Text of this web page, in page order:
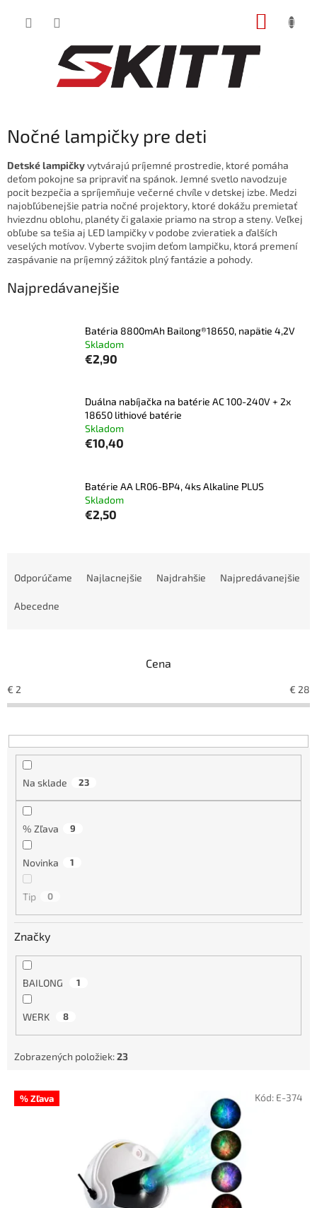
Nočné lampičky pre deti
Detské lampičkyvytvárajú príjemné prostredie, ktoré pomáha
deťom pokojne sa pripraviť na spánok. Jemné svetlo navodzuje
pocit bezpečia a spríjemňuje večerné chvíle v detskej izbe. Medzi
najobľúbenejšie patria nočné projektory, ktoré dokážu premietať
hviezdnu oblohu, planéty či galaxie priamo na strop a steny. Veľkej
obľube sa tešia aj LED lampičky v podobe zvieratiek a ďalších
veselých motívov. Vyberte svojim deťom lampičku, ktorá premení
zaspávanie na príjemný zážitok plný fantázie a pohody.
Najpredávanejšie
Batéria 8800mAh Bailong®18650, napätie 4,2V
Skladom
€2,90
Duálna nabíjačka na batérie AC 100-240V + 2x
18650 lithiové batérie
Skladom
€10,40
Batérie AA LR06-BP4, 4ks Alkaline PLUS
Skladom
€2,50
r
o
u
k
Odporúčame Najlacnejšie Najdrahšie Najpredávanejšie
Abecedne
Cena
€ 2 € 28
Na sklade 23
% Zľava 9
Novinka 1
Tip 0
Značky
BAILONG 1
WERK 8
Zobrazených položiek:23
V % Zľava Kód: E-374